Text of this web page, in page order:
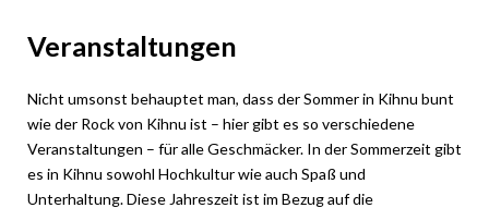
Veranstaltungen
Nicht umsonst behauptet man, dass der Sommer in Kihnu bunt
wie der Rock von Kihnu ist – hier gibt es so verschiedene
Veranstaltungen – für alle Geschmäcker. In der Sommerzeit gibt
es in Kihnu sowohl Hochkultur wie auch Spaß und
Unterhaltung. Diese Jahreszeit ist im Bezug auf die